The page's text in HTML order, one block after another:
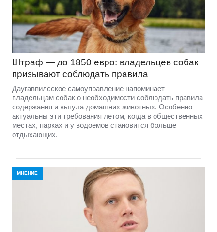
Штраф — до 1850 евро: владельцев собак
призывают соблюдать правила
Даугавпилсское самоуправление напоминает
владельцам собак о необходимости соблюдать правила
содержания и выгула домашних животных. Особенно
актуальны эти требования летом, когда в общественных
местах, парках и у водоемов становится больше
отдыхающих.
МНЕНИЕ